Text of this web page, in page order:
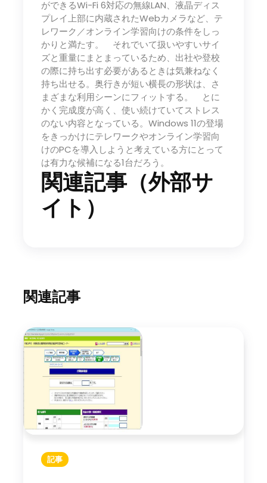
ができるWi-Fi 6対応の無線LAN、液晶ディス
プレイ上部に内蔵されたWebカメラなど、テ
レワーク／オンライン学習向けの条件をしっ
かりと満たす。 それでいて扱いやすいサイ
ズと重量にまとまっているため、出社や登校
の際に持ち出す必要があるときは気兼ねなく
持ち出せる。奥行きが短い横長の形状は、さ
まざまな利用シーンにフィットする。 とに
かく完成度が高く、使い続けていてストレス
のない内容となっている。Windows 11の登場
をきっかけにテレワークやオンライン学習向
けのPCを導入しようと考えている方にとって
は有力な候補になる1台だろう。
関連記事（外部サ
イト）
関連記事
記事